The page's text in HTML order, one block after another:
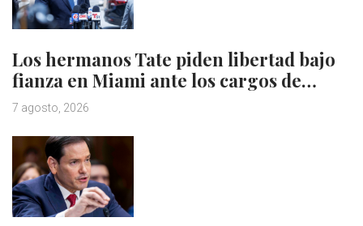
Los hermanos Tate piden libertad bajo
fianza en Miami ante los cargos de…
7 agosto, 2026